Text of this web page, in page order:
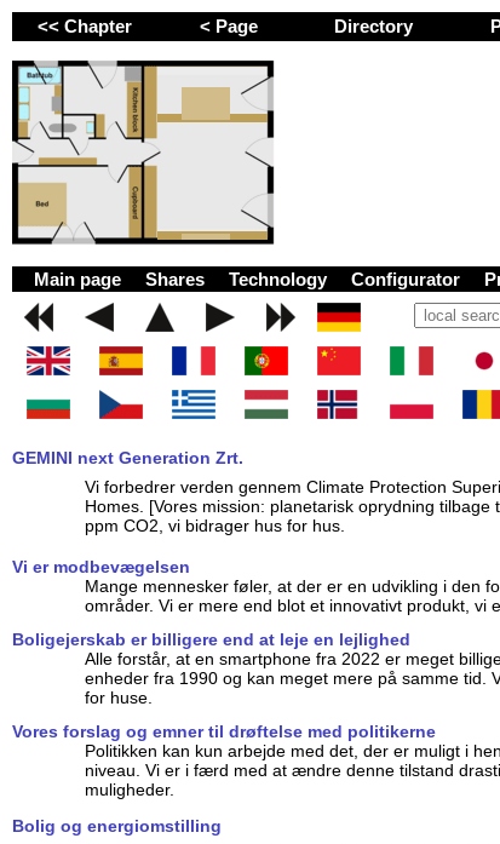
<< Chapter < Page Directory
Main page Shares Technology Configurator
GEMINI next Generation Zrt.
Vi forbedrer verden gennem Climate Protection
Homes. [Vores mission: planetarisk oprydning tilbage
ppm CO2, vi bidrager hus for hus.
Vi er modbevægelsen
Mange mennesker føler, at der er en udvikling i den
områder. Vi er mere end blot et innovativt produkt, vi
Boligejerskab er billigere end at leje en lejlighed
Alle forstår, at en smartphone fra 2022 er meget
enheder fra 1990 og kan meget mere på samme tid.
for huse.
Vores forslag og emner til drøftelse med politikerne
Politikken kan kun arbejde med det, der er muligt i
niveau. Vi er i færd med at ændre denne tilstand
muligheder.
Bolig og energiomstilling